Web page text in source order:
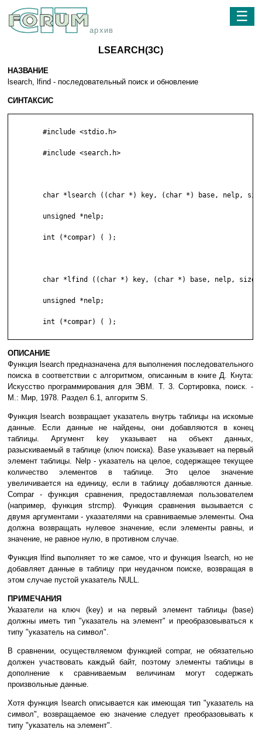
архив
☰
LSEARCH(3C)
НАЗВАНИЕ
lsearch, lfind - последовательный поиск и обновление
СИНТАКСИС
ОПИСАНИЕ
Функция lsearch предназначена для выполнения последовательного
поиска в соответствии с алгоритмом, описанным в книге Д. Кнута:
Искусство программирования для ЭВМ. Т. 3. Сортировка, поиск. -
М.: Мир, 1978. Раздел 6.1, алгоритм S.
Функция lsearch возвращает указатель внутрь таблицы на искомые
данные. Если данные не найдены, они добавляются в конец
таблицы. Аргумент key указывает на объект данных,
разыскиваемый в таблице (ключ поиска). Base указывает на первый
элемент таблицы. Nelp - указатель на целое, содержащее текущее
количество элементов в таблице. Это целое значение
увеличивается на единицу, если в таблицу добавляются данные.
Compar - функция сравнения, предоставляемая пользователем
(например, функция strcmp). Функция сравнения вызывается с
двумя аргументами - указателями на сравниваемые элементы. Она
должна возвращать нулевое значение, если элементы равны, и
значение, не равное нулю, в противном случае.
Функция lfind выполняет то же самое, что и функция lsearch, но не
добавляет данные в таблицу при неудачном поиске, возвращая в
этом случае пустой указатель NULL.
ПРИМЕЧАНИЯ
Указатели на ключ (key) и на первый элемент таблицы (base)
должны иметь тип "указатель на элемент" и преобразовываться к
типу "указатель на символ".
В сравнении, осуществляемом функцией compar, не обязательно
должен участвовать каждый байт, поэтому элементы таблицы в
дополнение к сравниваемым величинам могут содержать
произвольные данные.
Хотя функция lsearch описывается как имеющая тип "указатель на
символ", возвращаемое ею значение следует преобразовывать к
типу "указатель на элемент".